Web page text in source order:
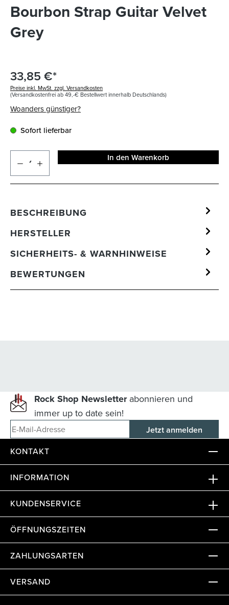
Bourbon Strap Guitar Velvet
Grey
33,85 €*
Preise inkl. MwSt. zzgl. Versandkosten
(Versandkostenfrei ab 49,-€ Bestellwert innerhalb Deutschlands)
Woanders günstiger?
Sofort lieferbar
In den Warenkorb
BESCHREIBUNG
HERSTELLER
SICHERHEITS- & WARNHINWEISE
BEWERTUNGEN
Rock Shop Newsletterabonnieren und
immer up to date sein!
E-Mail-Adresse
KONTAKT
INFORMATION
KUNDENSERVICE
ÖFFNUNGSZEITEN
ZAHLUNGSARTEN
VERSAND